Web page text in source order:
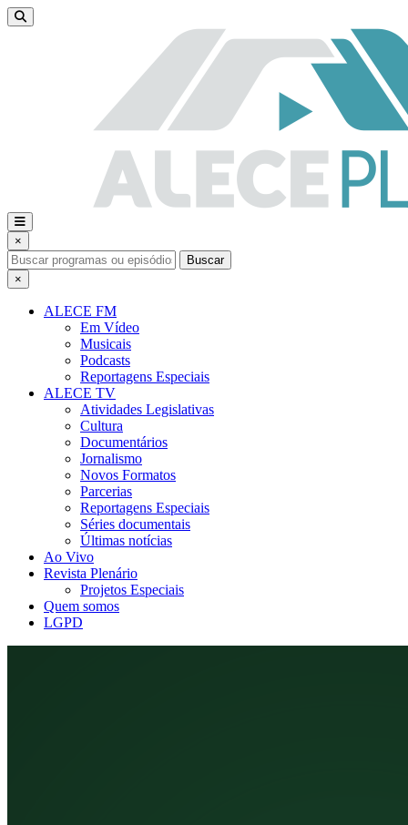
×
Buscar
×
ALECE FM
Em Vídeo
Musicais
Podcasts
Reportagens Especiais
ALECE TV
Atividades Legislativas
Cultura
Documentários
Jornalismo
Novos Formatos
Parcerias
Reportagens Especiais
Séries documentais
Últimas notícias
Ao Vivo
Revista Plenário
Projetos Especiais
Quem somos
LGPD